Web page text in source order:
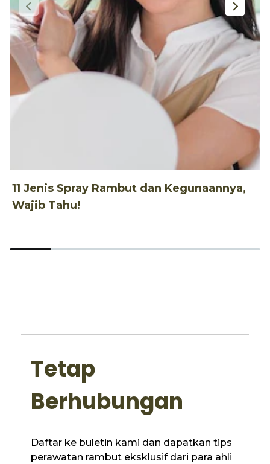
11 Jenis Spray Rambut dan Kegunaannya,
Wajib Tahu!
Tetap
Berhubungan
Daftar ke buletin kami dan dapatkan tips
perawatan rambut eksklusif dari para ahli